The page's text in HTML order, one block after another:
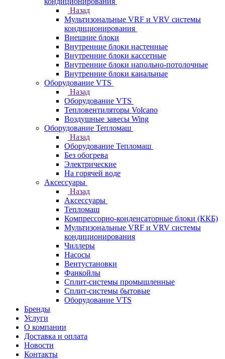
Назад
Мультизональные VRF и VRV системы
кондиционирования
Внешние блоки
Внутренние блоки настенные
Внутренние блоки кассетные
Внутренние блоки напольно-потолочные
Внутренние блоки канальные
Оборудование VTS
Назад
Оборудование VTS
Тепловентиляторы Volcano
Воздушные завесы Wing
Оборудование Тепломаш
Назад
Оборудование Тепломаш
Без обогрева
Электрические
На горячей воде
Аксессуары
Назад
Аксессуары
Тепломаш
Компрессорно-конденсаторные блоки (ККБ)
Мультизональные VRF и VRV системы
кондиционирования
Чиллеры
Насосы
Вентустановки
Фанкойлы
Сплит-системы промышленные
Сплит-системы бытовые
Оборудование VTS
Бренды
Услуги
О компании
Доставка и оплата
Новости
Контакты